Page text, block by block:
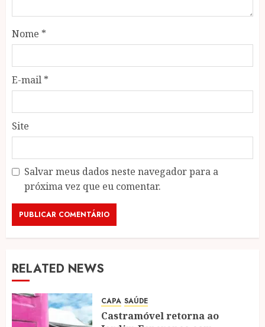
Nome *
E-mail *
Site
Salvar meus dados neste navegador para a
próxima vez que eu comentar.
RELATED NEWS
CAPA SAÚDE
Castramóvel retorna ao